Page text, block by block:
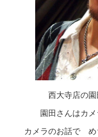
西大寺店の
園田さんはカ
カメラのお話で